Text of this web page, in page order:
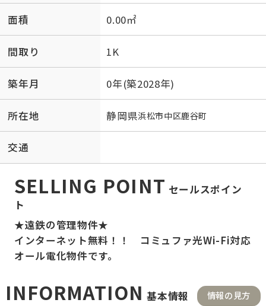
面積 0.00㎡
間取り 1K
築年月 0年(築2028年)
所在地 静岡県浜松市中区鹿谷町
交通
SELLING POINT セールスポイン
ト
★遠鉄の管理物件★
インターネット無料！！ コミュファ光Wi-Fi対応
オール電化物件です。
INFORMATION 基本情報 情報の見方